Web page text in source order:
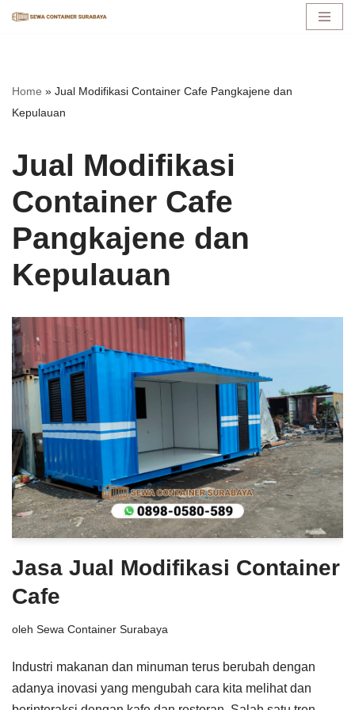
konten
Home » Jual Modifikasi Container Cafe Pangkajene dan
Kepulauan
Jual Modifikasi
Container Cafe
Pangkajene dan
Kepulauan
Jasa Jual Modifikasi Container
Cafe
oleh Sewa Container Surabaya
Industri makanan dan minuman terus berubah dengan
adanya inovasi yang mengubah cara kita melihat dan